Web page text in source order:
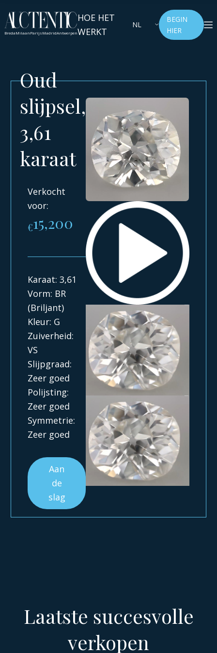
BredaMilaanParijsMadridAntwerpen
HOE HET
WERKT
NL
BEGIN
HIER
Oud
slijpsel,
3,61
karaat
Verkocht
voor:
€15,200
Karaat: 3,61
Vorm: BR
(Briljant)
Kleur: G
Zuiverheid:
VS
Slijpgraad:
Zeer goed
Polijsting:
Zeer goed
Symmetrie:
Zeer goed
Aan
de
slag
Laatste succesvolle
verkopen